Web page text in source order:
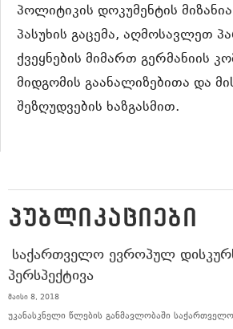
პოლიტიკის დოკუმენტის
პასუხის გაცემა, აღმოსავლეთ
ქვეყნების მიმართ გერმანიის
მიდგომის გაანალიზებითა და
შეზღუდვების ხაზგასმით.
ᲞᲣᲑᲚᲘᲙᲐᲪᲘᲔᲑᲘ
ᲡᲐᲥᲐᲠᲗᲕᲔᲚᲝ ᲔᲕᲠᲝᲞᲣᲚ
ᲞᲔᲠᲡᲞᲔᲥᲢᲘᲕᲐ
მაისი 8, 2018
უკანასკნელი წლების განმავლობაში